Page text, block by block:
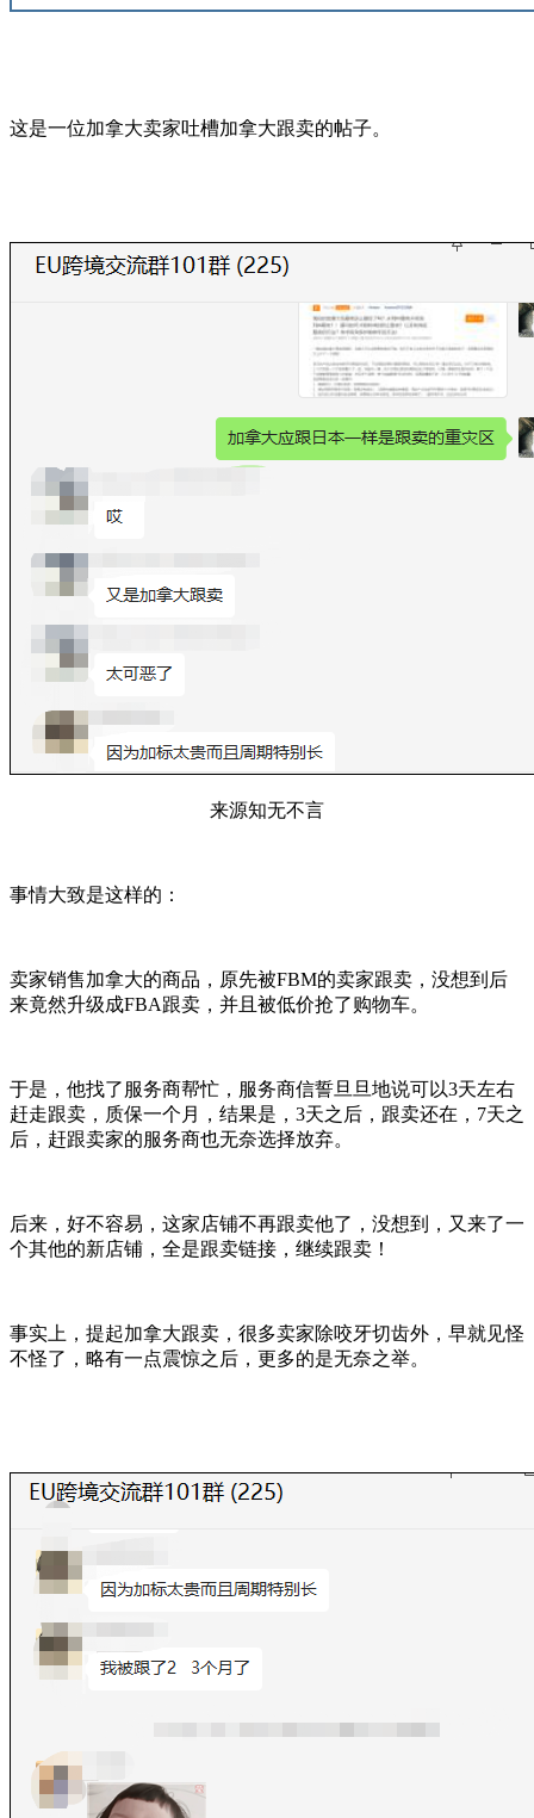
这是一位加拿大卖家吐槽加拿大跟卖的帖子。
来源知无不言
事情大致是这样的：
卖家销售加拿大的商品，原先被FBM的卖家跟卖，没想到后
来竟然升级成FBA跟卖，并且被低价抢了购物车。
于是，他找了服务商帮忙，服务商信誓旦旦地说可以3天左右
赶走跟卖，质保一个月，结果是，3天之后，跟卖还在，7天之
后，赶跟卖家的服务商也无奈选择放弃。
后来，好不容易，这家店铺不再跟卖他了，没想到，又来了一
个其他的新店铺，全是跟卖链接，继续跟卖！
事实上，提起加拿大跟卖，很多卖家除咬牙切齿外，早就见怪
不怪了，略有一点震惊之后，更多的是无奈之举。